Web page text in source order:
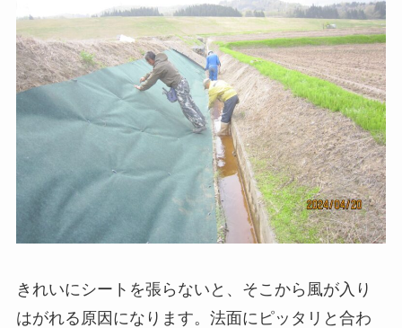
きれいにシートを張らないと、そこから風が入り
はがれる原因になります。法面にピッタリと合わ